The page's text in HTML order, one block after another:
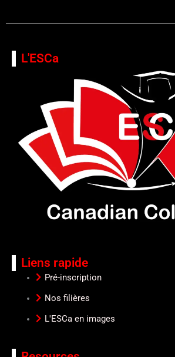
c
o
k
i
r
u
e
L'ESCa
Liens rapide
Pré-inscription
Nos filières
L'ESCa en images